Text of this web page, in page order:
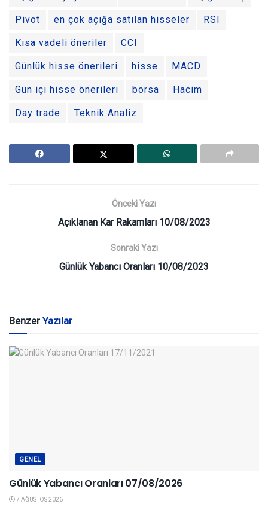
Pivot en çok açığa satılan hisseler RSI
Kısa vadeli öneriler CCI
Günlük hisse önerileri hisse MACD
Gün içi hisse önerileri borsa Hacim
Day trade Teknik Analiz
Önceki Yazı
Açıklanan Kar Rakamları 10/08/2023
Sonraki Yazı
Günlük Yabancı Oranları 10/08/2023
BenzerYazılar
GENEL
Günlük Yabancı Oranları 07/08/2026
7 AĞUSTOS 2026